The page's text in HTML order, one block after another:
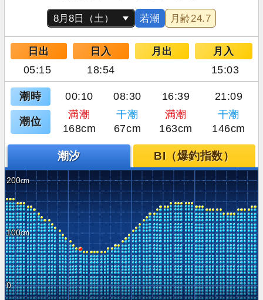
若潮 月齢24.7
日出 日入 月出 月入
05:15 18:54 15:03
潮時 00:10 08:30 16:39 21:09
潮位
満潮 干潮 満潮
干潮
168cm
67cm 163cm 146cm
潮汐 BI（爆釣指数）
200
100
0